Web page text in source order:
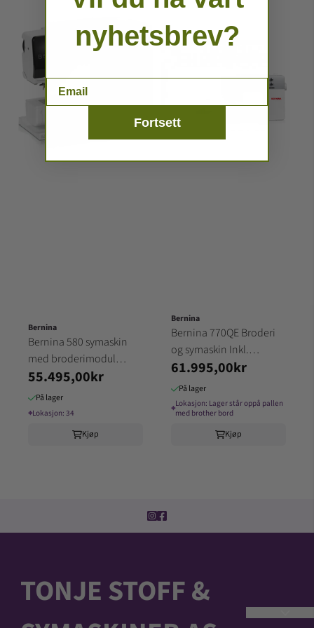
Bernina
Bernina 580 symaskin
med broderimodul
6mnd garanti
55.495,00kr
På lager
⌖Lokasjon: 34
Kjøp
Bernina
Bernina 770QE Broderi
og symaskin Inkl.
broderimodul (ikke Plus)
6mnd Garanti
61.995,00kr
På lager
⌖Lokasjon: Lager står oppå pallen
med brother bord
Kjøp
TONJE STOFF &
nyhetsbrev?
Fortsett